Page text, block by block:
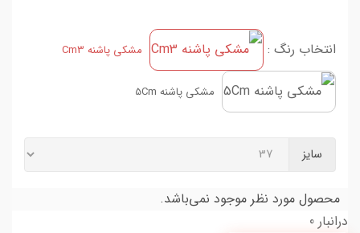
انتخاب رنگ : مشکی پاشنه Cm3
مشکی پاشنه 5Cm
سایز
محصول مورد نظر موجود نمی‌باشد.
درانبار 0